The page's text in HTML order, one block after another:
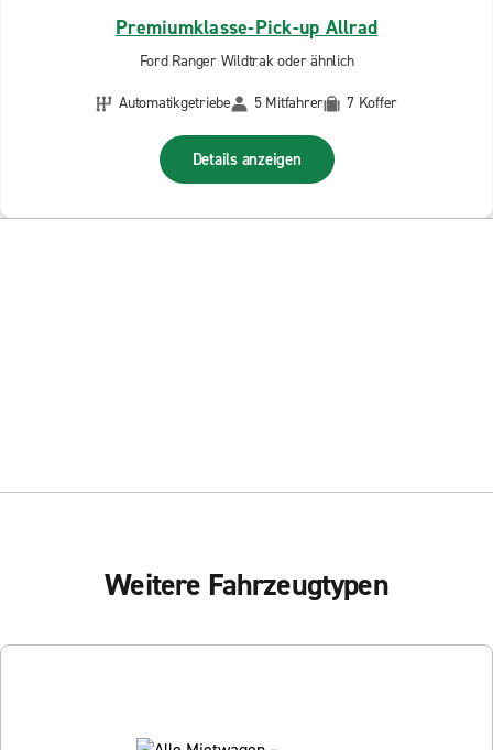
Premiumklasse-Pick-up Allrad
Ford Ranger Wildtrak oder ähnlich
Automatikgetriebe
5 Mitfahrer 7 Koffer
Details anzeigen
Weitere Fahrzeugtypen